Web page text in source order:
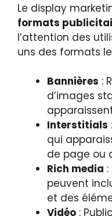
Le display
formats
l’attention des
uns des formats
Bannières :
d’images
Interstitials
qui
de page ou
Rich media
peuvent
et des
Vidéo :